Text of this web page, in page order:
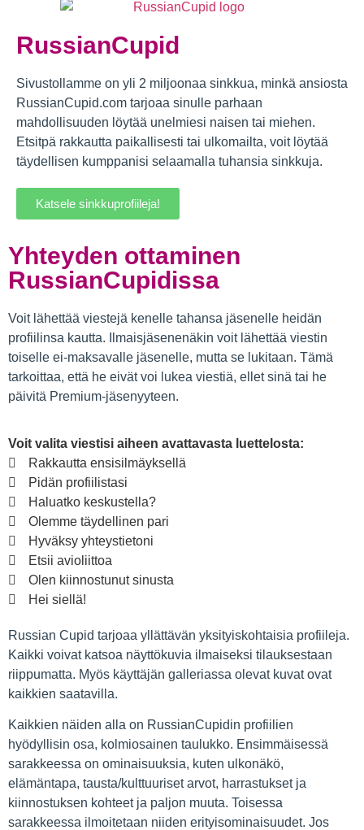
RussianCupid
Sivustollamme on yli 2 miljoonaa sinkkua, minkä ansiosta
RussianCupid.com tarjoaa sinulle parhaan
mahdollisuuden löytää unelmiesi naisen tai miehen.
Etsitpä rakkautta paikallisesti tai ulkomailta, voit löytää
täydellisen kumppanisi selaamalla tuhansia sinkkuja.
Katsele sinkkuprofiileja!
Yhteyden ottaminen
RussianCupidissa
Voit lähettää viestejä kenelle tahansa jäsenelle heidän
profiilinsa kautta. Ilmaisjäsenenäkin voit lähettää viestin
toiselle ei-maksavalle jäsenelle, mutta se lukitaan. Tämä
tarkoittaa, että he eivät voi lukea viestiä, ellet sinä tai he
päivitä Premium-jäsenyyteen.
Voit valita viestisi aiheen avattavasta luettelosta:
Rakkautta ensisilmäyksellä
Pidän profiilistasi
Haluatko keskustella?
Olemme täydellinen pari
Hyväksy yhteystietoni
Etsii avioliittoa
Olen kiinnostunut sinusta
Hei siellä!
Russian Cupid tarjoaa yllättävän yksityiskohtaisia profiileja.
Kaikki voivat katsoa näyttökuvia ilmaiseksi tilauksestaan
riippumatta. Myös käyttäjän galleriassa olevat kuvat ovat
kaikkien saatavilla.
Kaikkien näiden alla on RussianCupidin profiilien
hyödyllisin osa, kolmiosainen taulukko. Ensimmäisessä
sarakkeessa on ominaisuuksia, kuten ulkonäkö,
elämäntapa, tausta/kulttuuriset arvot, harrastukset ja
kiinnostuksen kohteet ja paljon muuta. Toisessa
sarakkeessa ilmoitetaan niiden erityisominaisuudet. Jos